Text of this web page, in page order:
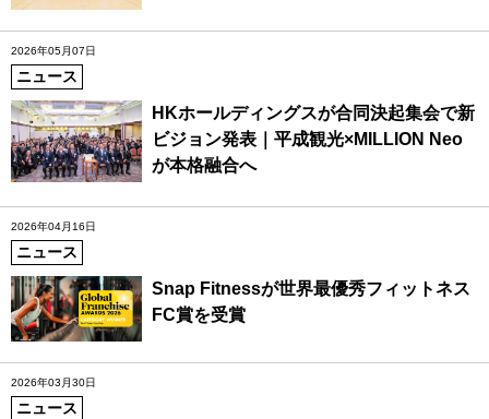
2026年05月07日
ニュース
HKホールディングスが合同決起集会で新
ビジョン発表｜平成観光×MILLION Neo
が本格融合へ
2026年04月16日
ニュース
Snap Fitnessが世界最優秀フィットネス
FC賞を受賞
2026年03月30日
ニュース